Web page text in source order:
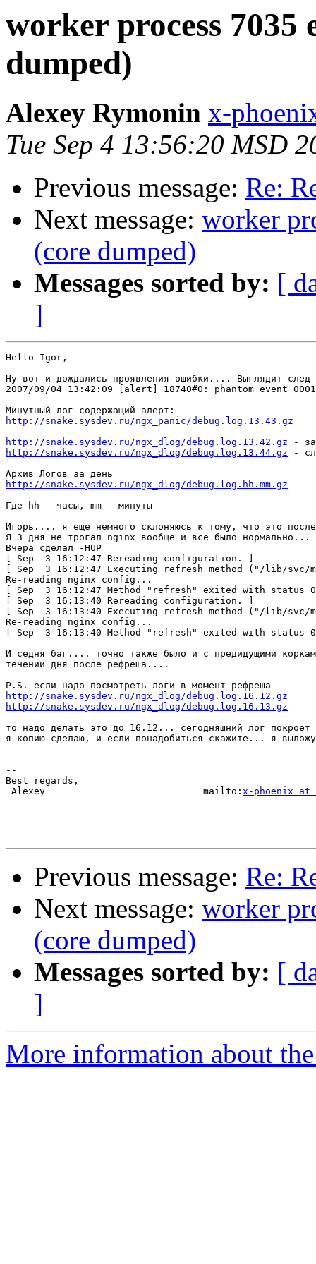
worker process 7035
dumped)
Alexey Rymonin x-
Tue Sep 4 13:56:20 MSD
Previous message: Re:
Next message: worker
(core dumped)
Messages sorted by: [
]
Hello Igor,
Ну вот и дождались проявления ошибки.... Выглядит след
2007/09/04 13:42:09 [alert] 18740#0: phantom event
http://snake.sysdev.ru/ngx_panic/debug.log.13.43.gz
http://snake.sysdev.ru/ngx_dlog/debug.log.13.42.gz
http://snake.sysdev.ru/ngx_dlog/debug.log.13.44.gz -
http://snake.sysdev.ru/ngx_dlog/debug.log.hh.mm.gz
Где hh - часы, mm - минуты
Игорь.... я еще немного склоняюсь к тому, что это
Я 3 дня не трогал nginx вообще и все было нормально...
Вчера сделал -HUP
[ Sep  3 16:12:47 Rereading configuration. ]
[ Sep  3 16:12:47 Executing refresh method ("/lib/svc/
Re-reading nginx config...
[ Sep  3 16:12:47 Method "refresh" exited with status
[ Sep  3 16:13:40 Rereading configuration. ]
[ Sep  3 16:13:40 Executing refresh method ("/lib/svc/
Re-reading nginx config...
[ Sep  3 16:13:40 Method "refresh" exited with status
И седня баг.... точно также было и с предидущими
течении дня после рефреша....
http://snake.sysdev.ru/ngx_dlog/debug.log.16.12.gz
http://snake.sysdev.ru/ngx_dlog/debug.log.16.13.gz
то надо делать это до 16.12... сегодняшний лог
я копию сделаю, и если понадобиться скажите... я
--
Best regards,
Alexey                            mailto: x-phoenix at
Previous message: Re:
Next message: worker
(core dumped)
Messages sorted by: [
]
More information about